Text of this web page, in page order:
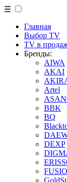
☰
Главная
Выбор TV
TV в
Бренды:
AIWA
AKAI
Artel
BBK
BQ
DEXP